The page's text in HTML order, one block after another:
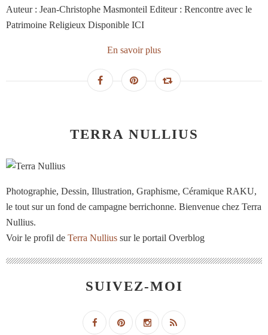
Auteur : Jean-Christophe Masmonteil Editeur : Rencontre avec le
Patrimoine Religieux Disponible ICI
En savoir plus
TERRA NULLIUS
Photographie, Dessin, Illustration, Graphisme, Céramique RAKU,
le tout sur un fond de campagne berrichonne. Bienvenue chez Terra
Nullius.
Voir le profil de Terra Nullius sur le portail Overblog
SUIVEZ-MOI